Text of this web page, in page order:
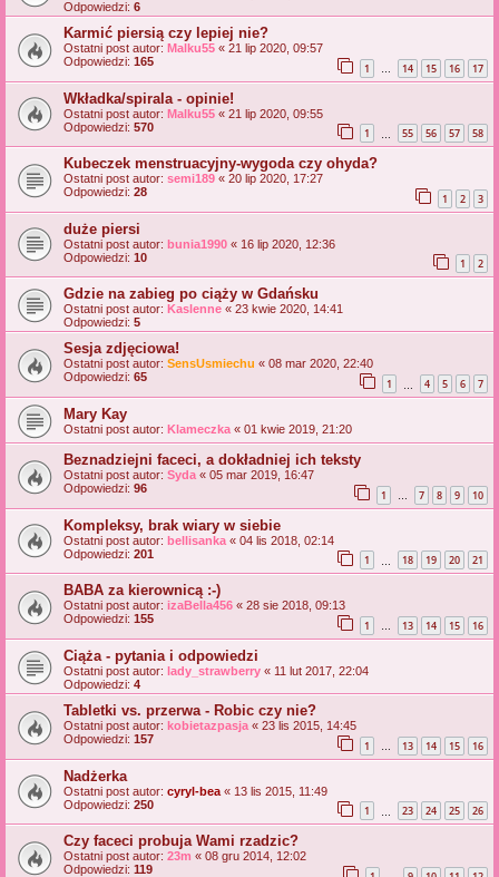
Odpowiedzi: 6
Karmić piersią czy lepiej nie?
Ostatni post autor: Malku55 « 21 lip 2020, 09:57
Odpowiedzi: 165 1 14 15 16 17
Wkładka/spirala - opinie!
Ostatni post autor: Malku55 « 21 lip 2020, 09:55
Odpowiedzi: 570 1 55 56 57 58
Kubeczek menstruacyjny-wygoda czy ohyda?
Ostatni post autor: semi189 « 20 lip 2020, 17:27
Odpowiedzi: 28 1 2 3
duże piersi
Ostatni post autor: bunia1990 « 16 lip 2020, 12:36
Odpowiedzi: 10 1 2
Gdzie na zabieg po ciąży w Gdańsku
Ostatni post autor: Kaslenne « 23 kwie 2020, 14:41
Odpowiedzi: 5
Sesja zdjęciowa!
Ostatni post autor: SensUsmiechu « 08 mar 2020, 22:40
Odpowiedzi: 65 1 4 5 6 7
Mary Kay
Ostatni post autor: Klameczka « 01 kwie 2019, 21:20
Beznadziejni faceci, a dokładniej ich teksty
Ostatni post autor: Syda « 05 mar 2019, 16:47
Odpowiedzi: 96 1 … 7 8 9 10
Kompleksy, brak wiary w siebie
Ostatni post autor: bellisanka « 04 lis 2018, 02:14
Odpowiedzi: 201 1 18 19 20 21
BABA za kierownicą :-)
Ostatni post autor: izaBella456 « 28 sie 2018, 09:13
Odpowiedzi: 155 1 … 13 14 15 16
Ciąża - pytania i odpowiedzi
Ostatni post autor: lady_strawberry « 11 lut 2017, 22:04
Odpowiedzi: 4
Tabletki vs. przerwa - Robic czy nie?
Ostatni post autor: kobietazpasja « 23 lis 2015, 14:45
Odpowiedzi: 157 1 … 13 14 15 16
Nadżerka
Ostatni post autor: cyryl-bea « 13 lis 2015, 11:49
Odpowiedzi: 250 1 23 24 25 26
Czy faceci probuja Wami rzadzic?
Ostatni post autor: 23m « 08 gru 2014, 12:02
Odpowiedzi: 119